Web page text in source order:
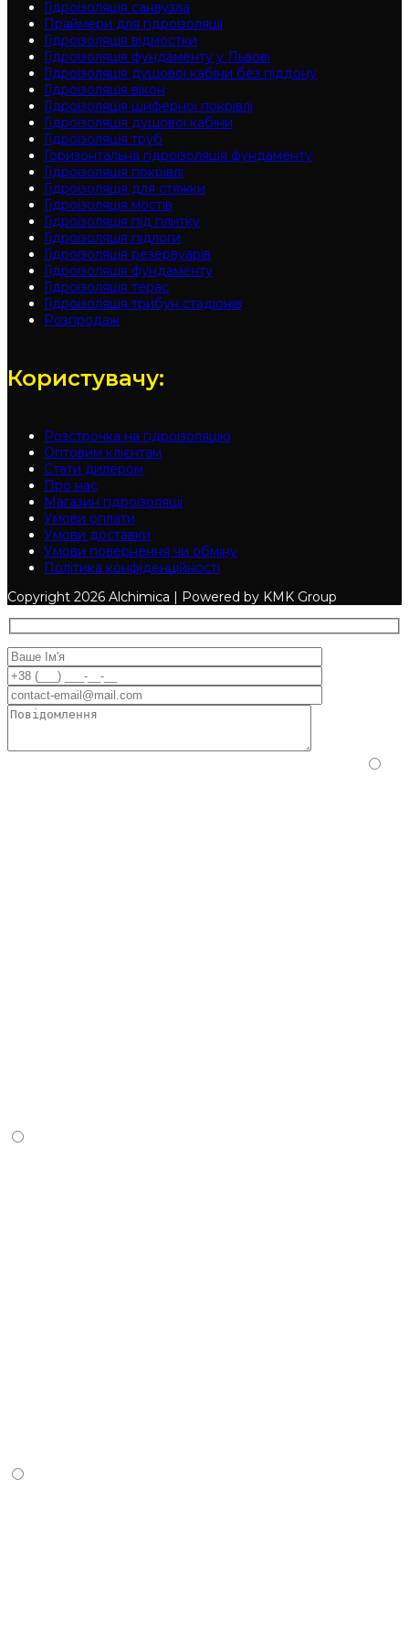
Гідроізоляція санвузла
Праймери для гідроізоляції
Гідроізоляція відмостки
Гідроізоляція фундаменту у Львові
Гідроізоляція душової кабіни без піддону
Гідроізоляція вікон
Гідроізоляція шиферної покрівлі
Гідроізоляція душової кабіни
Гідроізоляція труб
Горизонтальна гідроізоляція фундаменту
Гідроізоляція покрівлі
Гідроізоляція для стяжки
Гідроізоляція мостів
Гідроізоляція під плитку
Гідроізоляція підлоги
Гідроізоляція резервуарів
Гідроізоляція фундаменту
Гідроізоляція терас
Гідроізоляція трибун стадіонів
Розпродаж
Користувачу:
Розстрочка на гідроізоляцію
Оптовим клієнтам
Стати дилером
Про нас
Магазин гідроізоляції
Умови оплати
Умови доставки
Умови повернення чи обміну
Політика конфіденційності
Copyright 2026 Alchimica | Powered by KMK Group